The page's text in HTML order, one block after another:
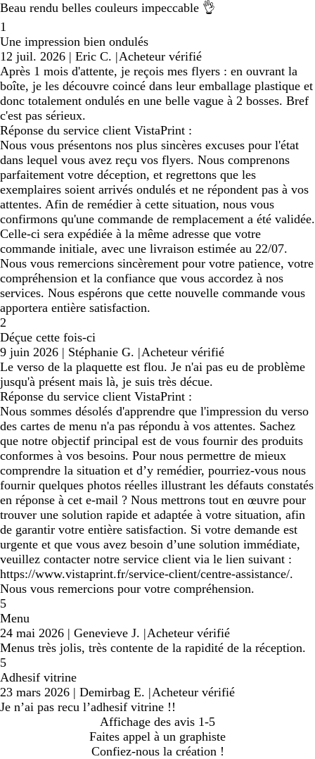
Beau rendu belles couleurs impeccable 👌
1
Une impression bien ondulés
12 juil. 2026 | Eric C. |Acheteur vérifié
Après 1 mois d'attente, je reçois mes flyers : en ouvrant la
boîte, je les découvre coincé dans leur emballage plastique et
donc totalement ondulés en une belle vague à 2 bosses. Bref
c'est pas sérieux.
Réponse du service client VistaPrint :
Nous vous présentons nos plus sincères excuses pour l'état
dans lequel vous avez reçu vos flyers. Nous comprenons
parfaitement votre déception, et regrettons que les
exemplaires soient arrivés ondulés et ne répondent pas à vos
attentes. Afin de remédier à cette situation, nous vous
confirmons qu'une commande de remplacement a été validée.
Celle-ci sera expédiée à la même adresse que votre
commande initiale, avec une livraison estimée au 22/07.
Nous vous remercions sincèrement pour votre patience, votre
compréhension et la confiance que vous accordez à nos
services. Nous espérons que cette nouvelle commande vous
apportera entière satisfaction.
2
Déçue cette fois-ci
9 juin 2026 | Stéphanie G. |Acheteur vérifié
Le verso de la plaquette est flou. Je n'ai pas eu de problème
jusqu'à présent mais là, je suis très décue.
Réponse du service client VistaPrint :
Nous sommes désolés d'apprendre que l'impression du verso
des cartes de menu n'a pas répondu à vos attentes. Sachez
que notre objectif principal est de vous fournir des produits
conformes à vos besoins. Pour nous permettre de mieux
comprendre la situation et d’y remédier, pourriez-vous nous
fournir quelques photos réelles illustrant les défauts constatés
en réponse à cet e-mail ? Nous mettrons tout en œuvre pour
trouver une solution rapide et adaptée à votre situation, afin
de garantir votre entière satisfaction. Si votre demande est
urgente et que vous avez besoin d’une solution immédiate,
veuillez contacter notre service client via le lien suivant :
https://www.vistaprint.fr/service-client/centre-assistance/.
Nous vous remercions pour votre compréhension.
5
Menu
24 mai 2026 | Genevieve J. |Acheteur vérifié
Menus très jolis, très contente de la rapidité de la réception.
5
Adhesif vitrine
23 mars 2026 | Demirbag E. |Acheteur vérifié
Je n’ai pas recu l’adhesif vitrine !!
Affichage des avis 1-5
Faites appel à un graphiste
Confiez-nous la création !